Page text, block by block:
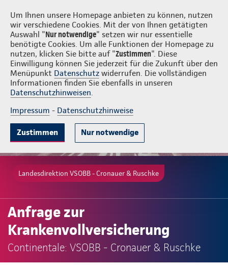
Um Ihnen unsere Homepage anbieten zu können, nutzen
wir verschiedene Cookies. Mit der von Ihnen getätigten
Auswahl "Nur notwendige" setzen wir nur essentielle
benötigte Cookies. Um alle Funktionen der Homepage zu
nutzen, klicken Sie bitte auf "Zustimmen". Diese
Einwilligung können Sie jederzeit für die Zukunft über den
Menüpunkt Datenschutz widerrufen. Die vollständigen
Informationen finden Sie ebenfalls in unseren
Datenschutzhinweisen.
Impressum - Datenschutzhinweise
Zustimmen Nur notwendige
VSOBB - Cronauer & Ruschke Login
Landesdirektion VSOBB - Cronauer & Ruschke
Anfrage zur
Krankenvollversicherung
Continentale: VSOBB - Cronauer & Ruschke